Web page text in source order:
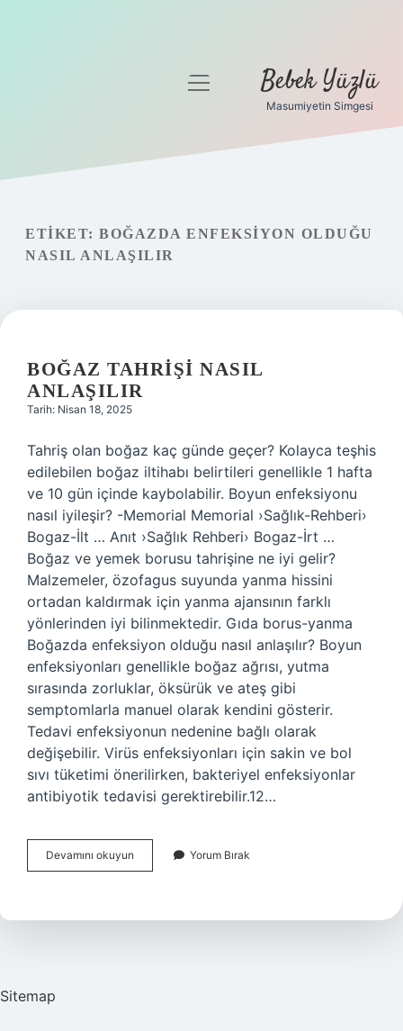
Gizlilik Politikası
menüyü
Bebek Yüzlü
Masumiyetin Simgesi
ETIKET: BOĞAZDA ENFEKSIYON OLDUĞU
NASIL ANLAŞILIR
BOĞAZ TAHRIŞI NASIL
ANLAŞILIR
Tarih: Nisan 18, 2025
Tahriş olan boğaz kaç günde geçer? Kolayca teşhis
edilebilen boğaz iltihabı belirtileri genellikle 1 hafta
ve 10 gün içinde kaybolabilir. Boyun enfeksiyonu
nasıl iyileşir? -Memorial Memorial ›Sağlık-Rehberi›
Bogaz-İlt … Anıt ›Sağlık Rehberi› Bogaz-İrt …
Boğaz ve yemek borusu tahrişine ne iyi gelir?
Malzemeler, özofagus suyunda yanma hissini
ortadan kaldırmak için yanma ajansının farklı
yönlerinden iyi bilinmektedir. Gıda borus-yanma
Boğazda enfeksiyon olduğu nasıl anlaşılır? Boyun
enfeksiyonları genellikle boğaz ağrısı, yutma
sırasında zorluklar, öksürük ve ateş gibi
semptomlarla manuel olarak kendini gösterir.
Tedavi enfeksiyonun nedenine bağlı olarak
değişebilir. Virüs enfeksiyonları için sakin ve bol
sıvı tüketimi önerilirken, bakteriyel enfeksiyonlar
antibiyotik tedavisi gerektirebilir.12…
Devamını okuyun
Tahrişi
Yorum Bırak
Sitemap